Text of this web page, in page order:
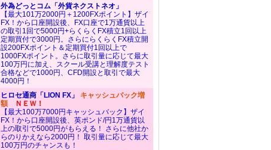
外為どっとコム「外貨ネクストネオ」
【最大101万2000円＋1200FXポイント】ザイ
FX！から口座開設後、FX口座で1万通貨以上
の取引1回で5000円+らくらくFX積立1回以上
定期買付で3000円。さらにらくらくFX積立開
設200FXポイント＆定期買付1回以上で
1000FXポイント。さらに取引量に応じて最大
100万円に加え、スクール受講と理解度テスト
合格などで1000円、CFD開設と取引で最大
4000円！
ヒロセ通商「LION FX」 キャッシュバック増
額ＮＥＷ！
【最大100万7000円キャッシュバック】ザイ
FX！から口座開設後、英ポンド/円1万通貨以
上の取引で5000円がもらえる！ さらに他社か
らのりかえなら2000円！ 取引量に応じて最大
100万円のチャンスも！